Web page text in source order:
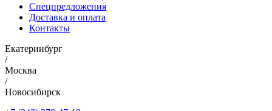
Спецпредложения
Доставка и оплата
Контакты
Екатеринбург
/
Москва
/
Новосибирск